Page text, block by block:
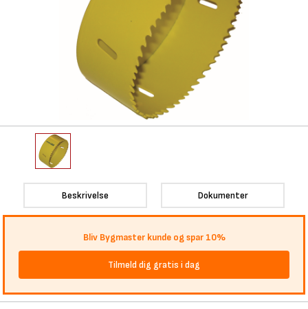
Beskrivelse Dokumenter
Bliv Bygmaster kunde og spar 10%
Tilmeld dig gratis i dag